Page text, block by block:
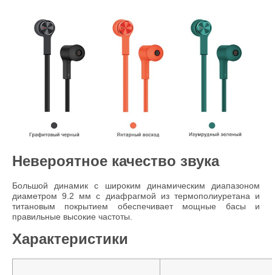
Невероятное качество звука
Большой динамик с широким динамическим диапазоном
диаметром 9.2 мм с диафрагмой из термополиуретана и
титановым покрытием обеспечивает мощные басы и
правильные высокие частоты.
Характеристики